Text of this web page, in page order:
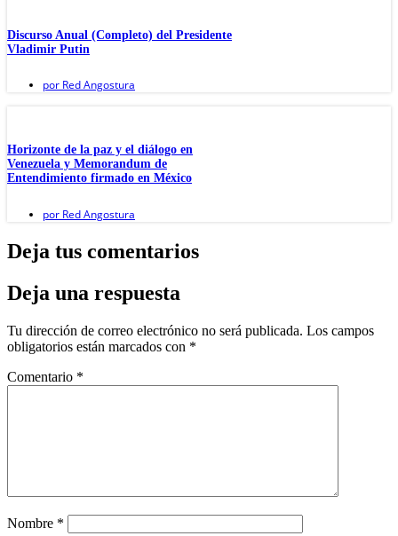
Discurso Anual (Completo) del Presidente
Vladimir Putin
por Red Angostura
Horizonte de la paz y el diálogo en
Venezuela y Memorandum de
Entendimiento firmado en México
por Red Angostura
Deja tus comentarios
Deja una respuesta
Tu dirección de correo electrónico no será publicada. Los campos
obligatorios están marcados con *
Comentario *
Nombre *